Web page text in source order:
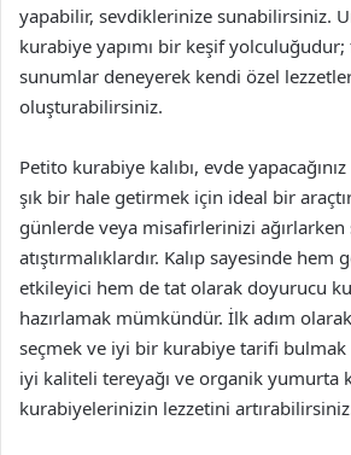
yapabilir, sevdiklerinize sunabilirsiniz.
kurabiye yapımı bir keşif
sunumlar deneyerek kendi özel
oluşturabilirsiniz.
Petito kurabiye kalıbı, evde
şık bir hale getirmek için ideal bir
günlerde veya misafirlerinizi ağırlarken
atıştırmalıklardır. Kalıp sayesinde hem
etkileyici hem de tat olarak doyurucu
hazırlamak mümkündür. İlk adım
seçmek ve iyi bir kurabiye tarifi bulmak
iyi kaliteli tereyağı ve organik yumurta
kurabiyelerinizin lezzetini